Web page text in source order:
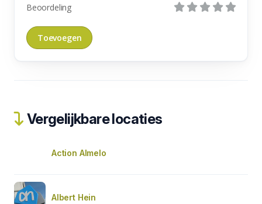
Beoordeling
Vergelijkbare locaties
Action Almelo
Albert Hein